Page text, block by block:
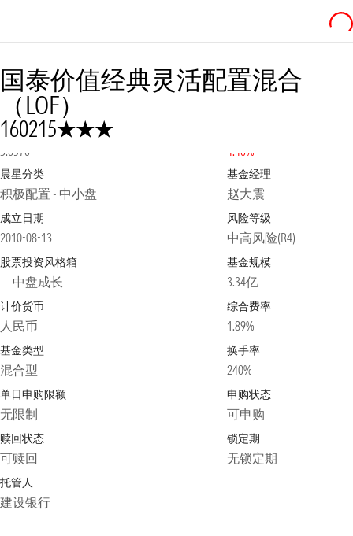
国泰价值经典灵活配置混合
（LOF）
160215
3星
净值2026-08-07
3.6570 4.40%
晨星分类
积极配置 - 中小盘
基金经理
赵大震
成立日期
2010-08-13
风险等级
中高风险(R4)
股票投资风格箱
中盘成长
基金规模
3.34亿
计价货币
人民币
综合费率
1.89%
基金类型
混合型
换手率
240%
单日申购限额
无限制
申购状态
可申购
赎回状态
可赎回
锁定期
无锁定期
托管人
建设银行